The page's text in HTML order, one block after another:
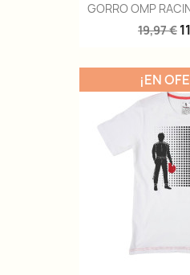
GORRO OMP
19,97 €
¡EN